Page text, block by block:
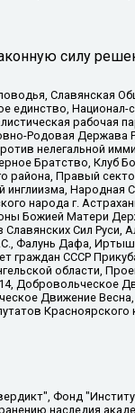
силу
Славянская
единство, Национал-
рабочая
Родовая Держава
нелегальной
Братство, Клуб
района, Правый
инглиизма, Народная
народа г.
Божией Матери
Сил Руси,
Фалунь Дафа, Иртыш
СССР
области,
Добровольческое
Движение
Красноярского
Понасенков Евгений Николаевич, Ганапольский Матвей Юрьевич, Киселев Евгений Алексеевич, Борухович Ирина Григорьевна, Дремин Иван Тимофеевич, Дубровский Дмитрий Викторович, Красноярская региональная общественная организация поддержки и развития альтернативных образовательных технологий и межкультурных коммуникаций "ИНТЕРРА", Маяковская Екатерина Алексеевна, Фейгин Марк Захарович, Филимонов Андрей Викторович, Дзугкоева Регина Николаевна, Доброхотов Роман Александрович, Дудь Юрий Александрович, Елкин Сергей Владимирович, Кругликов Кирилл Игоревич, Сабунаева Мария Леонидовна, Семенов Алексей Владимирович, Шаинян Карен Багратович, Шульман Екатерина Михайловна, Асафьев Артур Валерьевич, Вахштайн Виктор Семенович, Венедиктов Алексей Алексеевич, Лушникова Екатерина Евгеньевна, Волков Леонид Михайлович, Невзоров Александр Глебович, Пархоменко Сергей Борисович, Сироткин Ярослав Николаевич, Кара-Мурза Владимир Владимирович, Баранова Наталья Владимировна, Гозман Леонид Яковлевич, Кагарлицкий Борис Юльевич, Климарев Михаил Валерьевич, Милов Владимир Станиславович, Автономная некоммерческая организация